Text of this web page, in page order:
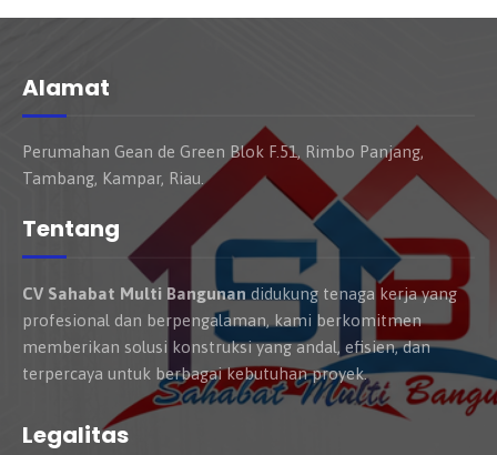
Alamat
Perumahan Gean de Green Blok F.51, Rimbo Panjang,
Tambang, Kampar, Riau.
Tentang
CV Sahabat Multi Bangunan didukung tenaga kerja yang
profesional dan berpengalaman, kami berkomitmen
memberikan solusi konstruksi yang andal, efisien, dan
terpercaya untuk berbagai kebutuhan proyek.
Legalitas